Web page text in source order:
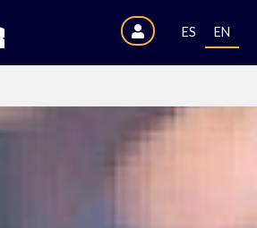
ES EN